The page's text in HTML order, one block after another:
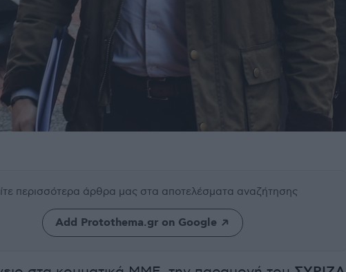
περισσότερα άρθρα μας στα αποτελέσματα αναζήτησης
Add Protothema.gr on Google